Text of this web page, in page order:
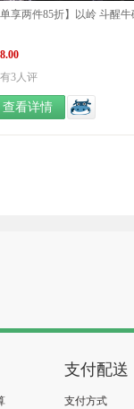
3人评
查看详情
支付配送
支付方式